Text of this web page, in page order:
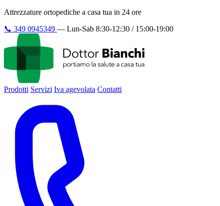
Attrezzature ortopediche a casa tua in 24 ore
📞 349 0945349 — Lun-Sab 8:30-12:30 / 15:00-19:00
Prodotti Servizi Iva agevolata Contatti